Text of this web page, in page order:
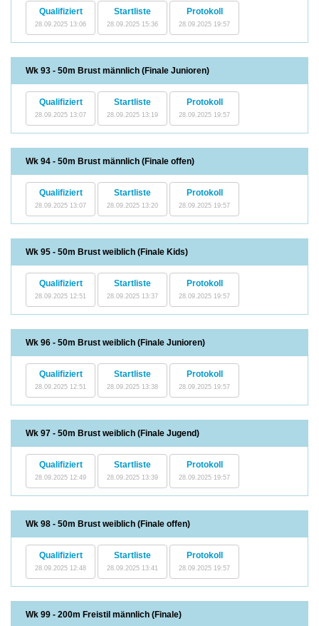
Qualifiziert
28.09.2025 13:06
Startliste
28.09.2025 15:36
Protokoll
28.09.2025 19:57
Wk 93 - 50m Brust männlich (Finale Junioren)
Qualifiziert
28.09.2025 13:07
Startliste
28.09.2025 13:19
Protokoll
28.09.2025 19:57
Wk 94 - 50m Brust männlich (Finale offen)
Qualifiziert
28.09.2025 13:07
Startliste
28.09.2025 13:20
Protokoll
28.09.2025 19:57
Wk 95 - 50m Brust weiblich (Finale Kids)
Qualifiziert
28.09.2025 12:51
Startliste
28.09.2025 13:37
Protokoll
28.09.2025 19:57
Wk 96 - 50m Brust weiblich (Finale Junioren)
Qualifiziert
28.09.2025 12:51
Startliste
28.09.2025 13:38
Protokoll
28.09.2025 19:57
Wk 97 - 50m Brust weiblich (Finale Jugend)
Qualifiziert
28.09.2025 12:49
Startliste
28.09.2025 13:39
Protokoll
28.09.2025 19:57
Wk 98 - 50m Brust weiblich (Finale offen)
Qualifiziert
28.09.2025 12:48
Startliste
28.09.2025 13:41
Protokoll
28.09.2025 19:57
Wk 99 - 200m Freistil männlich (Finale)